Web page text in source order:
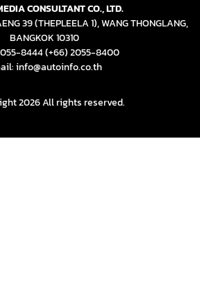
CONSULTANT CO., LTD.
39 (THEPLEELA 1), WANG THONGLANG,
BANGKOK 10310
8444(+66) 2055-8400
info@autoinfo.co.th
2026 All rights reserved.